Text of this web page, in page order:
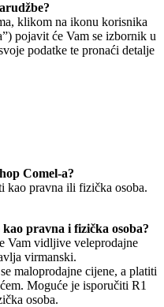
klikom na ikonu korisnika
pojavit će Vam se izbornik u
podatke te pronaći detalje
Comel-a?
kao pravna ili fizička osoba.
pravna i fizička osoba?
Vam vidljive veleprodajne
virmanski.
maloprodajne cijene, a platiti
Moguće je isporučiti R1
osoba.